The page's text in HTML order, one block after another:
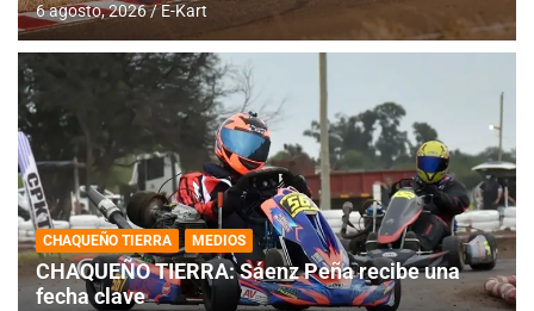
6 agosto, 2026 E-Kart
CHAQUEÑO TIERRA MEDIOS
CHAQUEÑO TIERRA: Sáenz Peña recibe una
fecha clave